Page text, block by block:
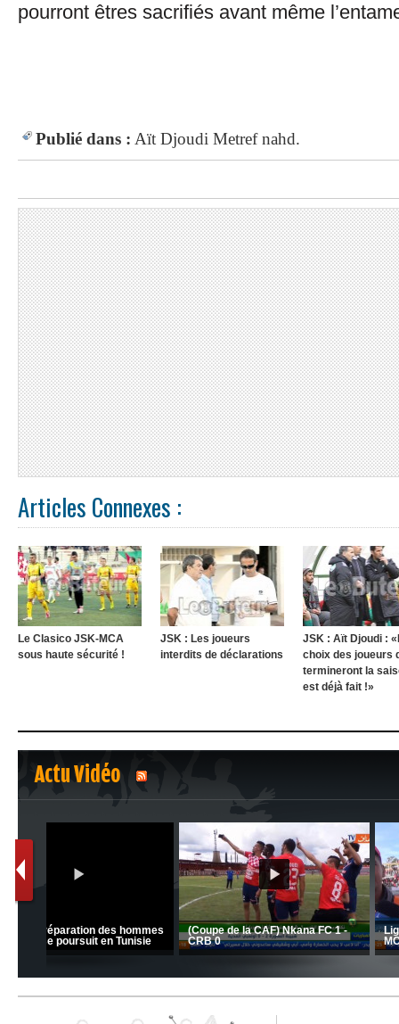
pourront êtres sacrifiés avant même
Publié dans : Aït Djoudi Metref nahd.
Articles Connexes :
Le Clasico JSK-MCA
sous haute sécurité !
JSK : Les joueurs
interdits de déclarations
JSK : Aït Djoudi :
choix des joueurs
termineront la
est déjà fait !»
Actu Vidéo
1 2
MCA: Kaci-Saïd évoque le
succès du Mouloudia face
MFM
JSK: Brahim Zafour évoque la
situation du club